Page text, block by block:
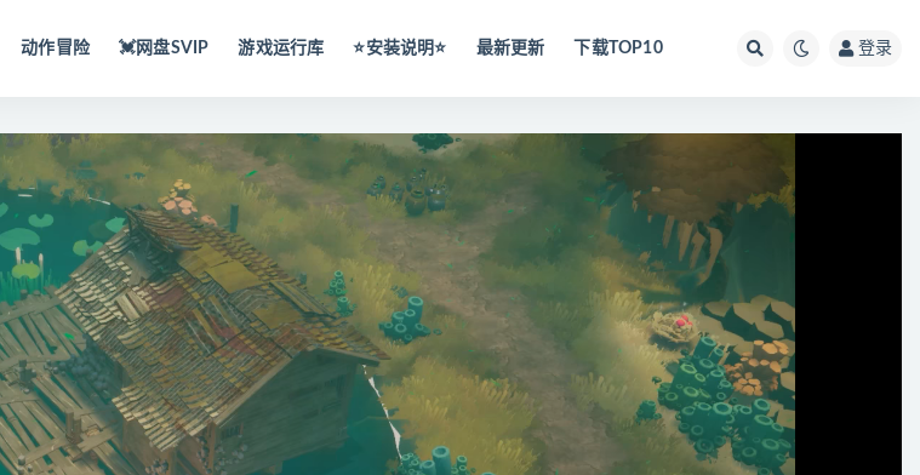
动作冒险 💓网盘SVIP 游戏运行库 ⭐️安装说明⭐️ 最新更新 下载TOP10 登录